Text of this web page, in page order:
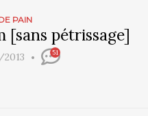
PAIN
[sans pétrissage]
51